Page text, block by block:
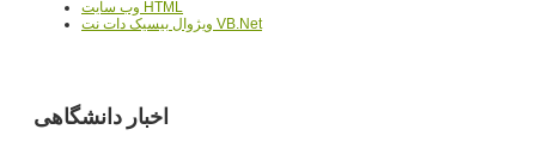
وب سايت HTML
ويژوال بيسيک دات نت VB.Net
اخبار دانشگاهی